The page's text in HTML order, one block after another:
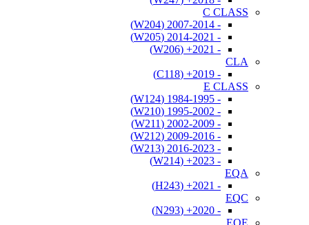
C CLASS
- 2007-2014 (W204)
- 2014-2021 (W205)
- 2021+ (W206)
CLA
- 2019+ (C118)
E CLASS
- 1984-1995 (W124)
- 1995-2002 (W210)
- 2002-2009 (W211)
- 2009-2016 (W212)
- 2016-2023 (W213)
- 2023+ (W214)
EQA
- 2021+ (H243)
EQC
- 2020+ (N293)
EQE